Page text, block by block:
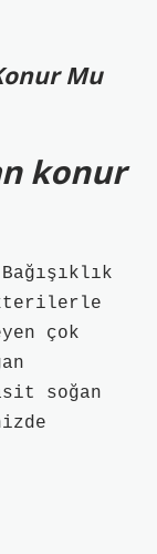
Mu
konur
çok
soğan